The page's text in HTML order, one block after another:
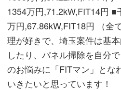
1354万円,71.2kW,FIT14円
万円,67.86kW,FIT18円 （全
理が好きで、埼玉案件は基
したり、パネル掃除を自分
のお悩みに「FITマン」とな
いきたいと思っています！